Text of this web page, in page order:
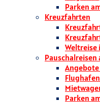
Parken
Kreuzfahrten
Weltreise
Pauschalreisen
Parken